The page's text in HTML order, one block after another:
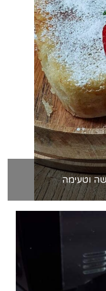
וטעימה